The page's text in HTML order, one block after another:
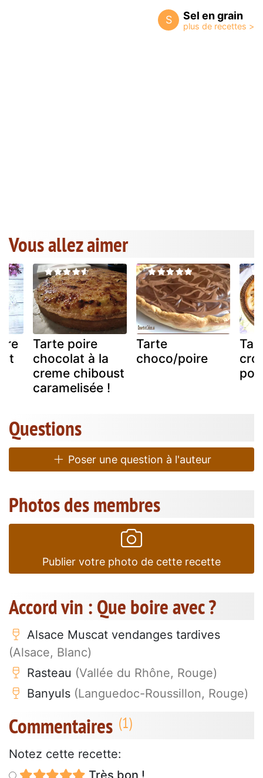
S Sel en grain
Vous allez aimer
Tarte poire
chocolat à la
creme chiboust
caramelisée !
Tarte
choco/poire
Questions
Poser une question à l'auteur
Photos des membres
Publier votre photo de cette recette
Accord vin : Que boire avec ?
Alsace Muscat vendanges tardives
(Alsace, Blanc)
Rasteau (Vallée du Rhône, Rouge)
Banyuls (Languedoc-Roussillon, Rouge)
Commentaires
Notez cette recette:
Très bon !